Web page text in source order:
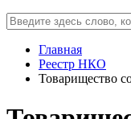
Главная
Реестр НКО
Товарищество